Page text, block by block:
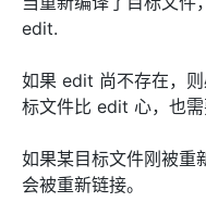
edit.
如果 edit 尚不存在，
标文件比 edit 心，也需
如果某目标文件刚被
会被重新链接。